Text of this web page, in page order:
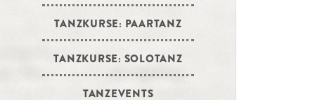
TANZKURSE: PAARTANZ
TANZKURSE: SOLOTANZ
TANZEVENTS